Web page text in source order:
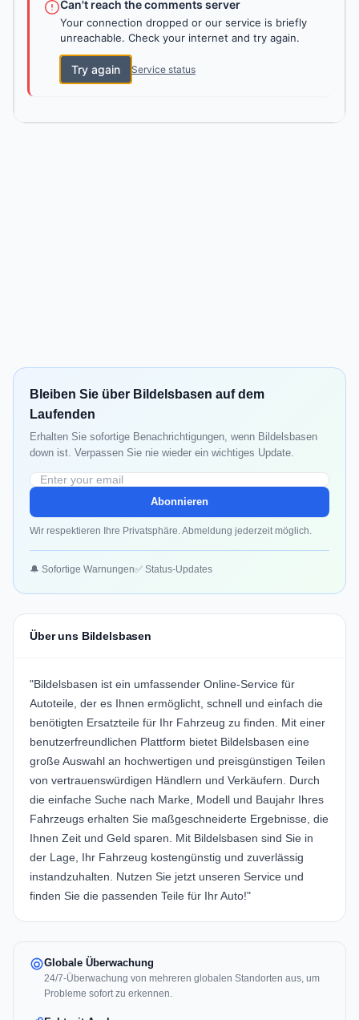
Can't reach the comments server
Your connection dropped or our service is briefly
unreachable. Check your internet and try again.
Try again Service status
Bleiben Sie über Bildelsbasen auf dem
Laufenden
Erhalten Sie sofortige Benachrichtigungen, wenn Bildelsbasen
down ist. Verpassen Sie nie wieder ein wichtiges Update.
Abonnieren
Wir respektieren Ihre Privatsphäre. Abmeldung jederzeit möglich.
🔔 Sofortige Warnungen✅ Status-Updates
Über uns Bildelsbasen
"Bildelsbasen ist ein umfassender Online-Service für
Autoteile, der es Ihnen ermöglicht, schnell und einfach die
benötigten Ersatzteile für Ihr Fahrzeug zu finden. Mit einer
benutzerfreundlichen Plattform bietet Bildelsbasen eine
große Auswahl an hochwertigen und preisgünstigen Teilen
von vertrauenswürdigen Händlern und Verkäufern. Durch
die einfache Suche nach Marke, Modell und Baujahr Ihres
Fahrzeugs erhalten Sie maßgeschneiderte Ergebnisse, die
Ihnen Zeit und Geld sparen. Mit Bildelsbasen sind Sie in
der Lage, Ihr Fahrzeug kostengünstig und zuverlässig
instandzuhalten. Nutzen Sie jetzt unseren Service und
finden Sie die passenden Teile für Ihr Auto!"
Globale Überwachung
24/7-Überwachung von mehreren globalen Standorten aus, um
Probleme sofort zu erkennen.